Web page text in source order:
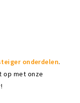
onderdelen.
op met onze